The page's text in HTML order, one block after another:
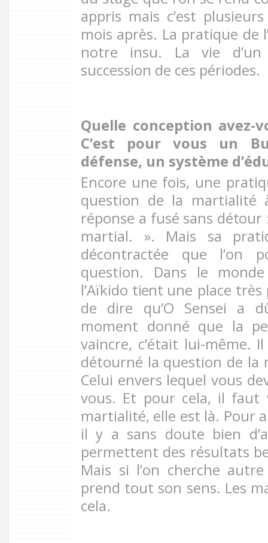
appris mais c’est
mois après. La pratique de
notre insu. La vie d’un
succession de ces périodes.
Quelle conception avez-
C’est pour vous un
défense, un système
Encore une fois, une
question de la martialité
réponse a fusé sans détour
martial. ». Mais sa
décontractée que l’on
question. Dans le
l’Aïkido tientune place très
de dire qu’O Sensei a
moment donné que la
vaincre, c’était lui-même.
détourné la question de la
Celui envers lequel vous
vous. Et pour cela, il faut
martialité, elle est là. Pour
il y a sans doute bien
permettent des résultats
Mais si l’on cherche
prend tout son sens. Les
cela.